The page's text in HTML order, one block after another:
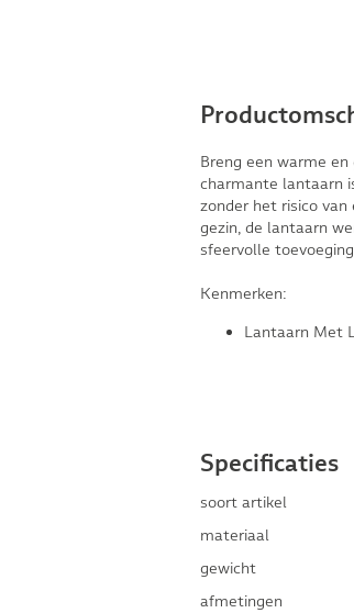
Breng een warme
charmante lantaarn
zonder het risico
gezin, de lantaarn
sfeervolle
Kenmerken:
Lantaarn Met
Specificaties
soort artikel
materiaal
gewicht
afmetingen